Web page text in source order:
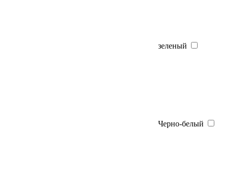
зеленый
Черно-белый